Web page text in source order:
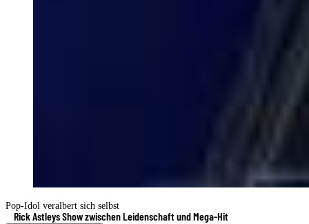
Pop-Idol veralbert sich selbst
Rick Astleys Show zwischen Leidenschaft und Mega-Hit